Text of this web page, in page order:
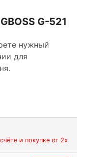
G-521
нужный
для
и покупке от 2х